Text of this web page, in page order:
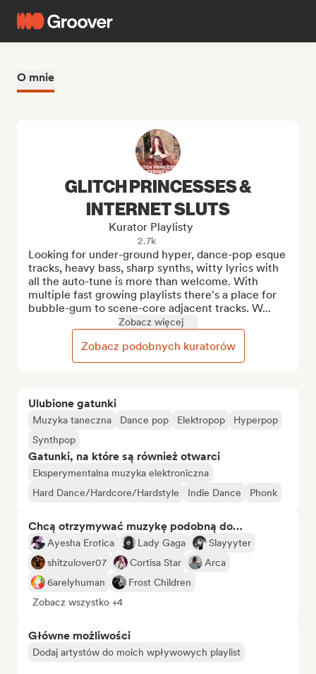
O mnie
Ulubione gatunki
Muzyka taneczna Dance pop Elektropop
Hyperpop
Synthpop
Gatunki, na które są również otwarci
Eksperymentalna muzyka elektroniczna
Hard Dance/Hardcore/Hardstyle
Indie Dance Phonk
Chcą otrzymywać muzykę podobną do…
Ayesha Erotica Lady Gaga
Slayyyter
shitzulover07
Cortisa Star
Arca
6arelyhuman
Frost Children
Zobacz wszystko +4
Główne możliwości
Dodaj artystów do moich wpływowych playlist
GLITCH PRINCESSES &
INTERNET SLUTS
Kurator Playlisty
2.7k
Looking for under-ground hyper, dance-pop esque
tracks, heavy bass, sharp synths, witty lyrics with
all the auto-tune is more than welcome. With
multiple fast growing playlists there's a place for
bubble-gum to scene-core adjacent tracks. W...
Zobacz więcej
Zobacz podobnych kuratorów